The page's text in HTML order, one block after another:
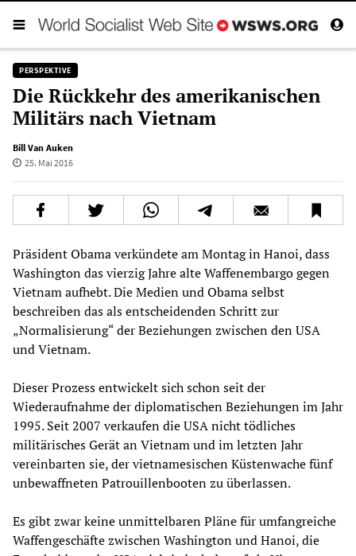
PERSPEKTIVE
Die Rückkehr des amerikanischen
Militärs nach Vietnam
Bill Van Auken
25. Mai 2016
Präsident Obama verkündete am Montag in Hanoi, dass
Washington das vierzig Jahre alte Waffenembargo gegen
Vietnam aufhebt. Die Medien und Obama selbst
beschreiben das als entscheidenden Schritt zur
„Normalisierung“ der Beziehungen zwischen den USA
und Vietnam.
Dieser Prozess entwickelt sich schon seit der
Wiederaufnahme der diplomatischen Beziehungen im Jahr
1995. Seit 2007 verkaufen die USA nicht tödliches
militärisches Gerät an Vietnam und im letzten Jahr
vereinbarten sie, der vietnamesischen Küstenwache fünf
unbewaffneten Patrouillenbooten zu überlassen.
Es gibt zwar keine unmittelbaren Pläne für umfangreiche
Waffengeschäfte zwischen Washington und Hanoi, die